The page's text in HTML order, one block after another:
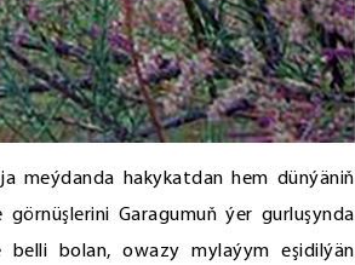
meýdanda hakykatdan hem dünýäniň
Garagumuň ýer gurluşynda
bolan, owazy mylaýym eşidilýän